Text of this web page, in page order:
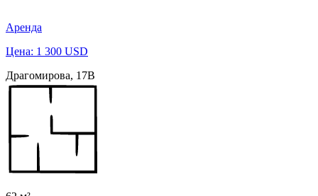
Аренда
Цена: 1 300 USD
Драгомирова, 17В